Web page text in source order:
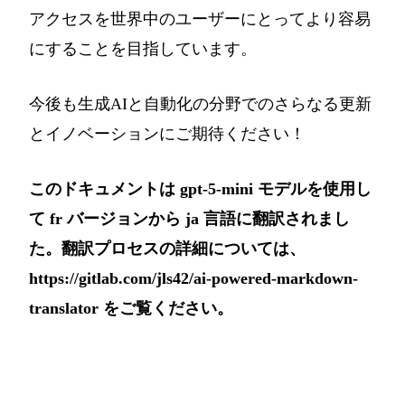
アクセスを世界中のユーザーにとってより容易
にすることを目指しています。
今後も生成AIと自動化の分野でのさらなる更新
とイノベーションにご期待ください！
このドキュメントは gpt-5-mini モデルを使用し
て fr バージョンから ja 言語に翻訳されまし
た。翻訳プロセスの詳細については、
https://gitlab.com/jls42/ai-powered-markdown-
translator をご覧ください。